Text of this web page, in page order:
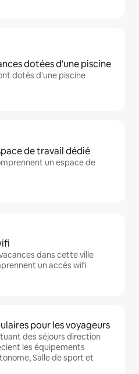
dotées d'une piscine
dotés d'une piscine
de travail dédié
un espace de
dans cette ville
un accès wifi
pour les voyageurs
des séjours direction
les équipements
Salle de sport et